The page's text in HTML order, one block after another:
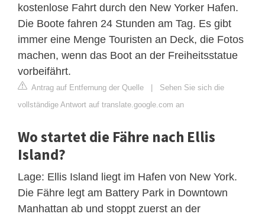
kostenlose Fahrt durch den New Yorker Hafen.
Die Boote fahren 24 Stunden am Tag. Es gibt
immer eine Menge Touristen an Deck, die Fotos
machen, wenn das Boot an der Freiheitsstatue
vorbeifährt.
Antrag auf Entfernung der Quelle
Sehen Sie sich die
vollständige Antwort auf translate.google.com an
Wo startet die Fähre nach Ellis
Island?
Lage: Ellis Island liegt im Hafen von New York.
Die Fähre legt am Battery Park in Downtown
Manhattan ab und stoppt zuerst an der